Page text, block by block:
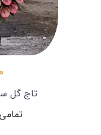
تاج گل